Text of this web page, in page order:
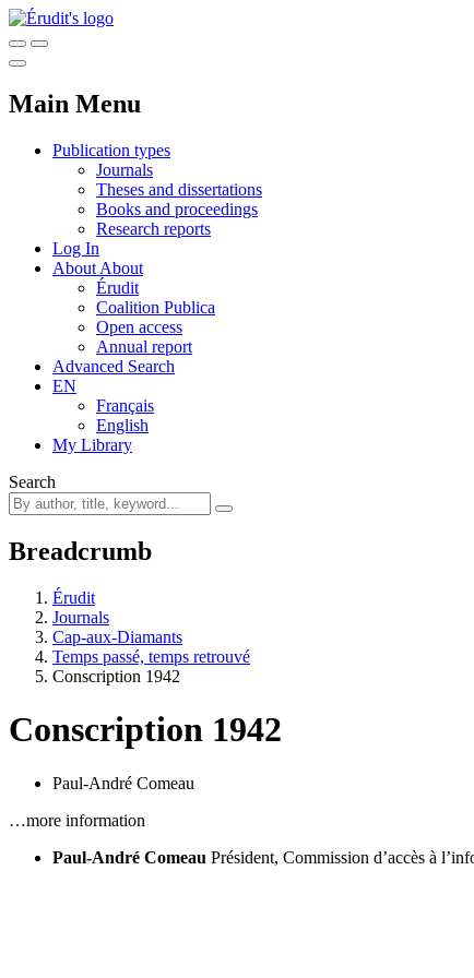
Main Menu
Publication types
Journals
Theses and dissertations
Books and proceedings
Research reports
Log In
About About
Érudit
Coalition Publica
Open access
Annual report
Advanced Search
EN
Français
English
My Library
Search
Breadcrumb
Érudit
Journals
Cap-aux-Diamants
Temps passé, temps retrouvé
Conscription 1942
Conscription 1942
Paul-André Comeau
…more information
Paul-André Comeau Président, Commission d’accès à